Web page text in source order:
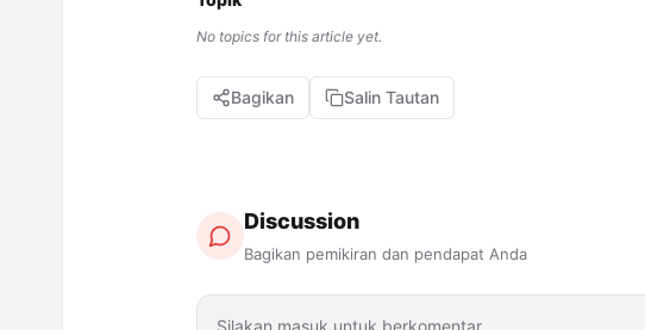
No topics for this article yet.
Bagikan Salin Tautan
Discussion
Bagikan pemikiran dan pendapat Anda